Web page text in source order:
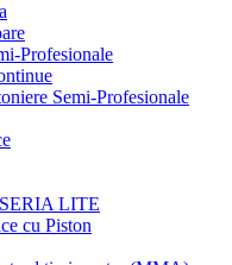
Profesionale
Semi-Profesionale
LITE
cu Piston